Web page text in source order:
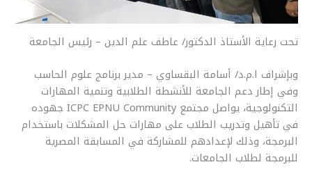
تحت رعاية الأستاذ الدكتور/ عاطف علم الدين – رئيس الجامعة
وبإشراف ا.م.د/ أسامة البقساوي – مدير برنامج علوم الحاسب
وفي إطار دعم الجامعة للأنشطة الطلابية وتنمية المهارات
التكنولوجية، يواصل مجتمع ICPC EPNU Community جهوده
في تأهيل وتدريب الطلاب على مهارات حل المشكلات باستخدام
البرمجة، وذلك لإعدادهم للمشاركة في المسابقة المصرية
للبرمجة لطلاب الجامعات.